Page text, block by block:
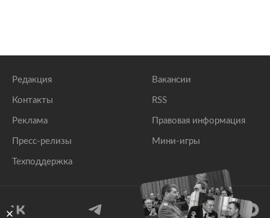
Редакция
Контакты
Реклама
Пресс-релизы
Техподдержка
Вакансии
RSS
Правовая информация
Мини-игры